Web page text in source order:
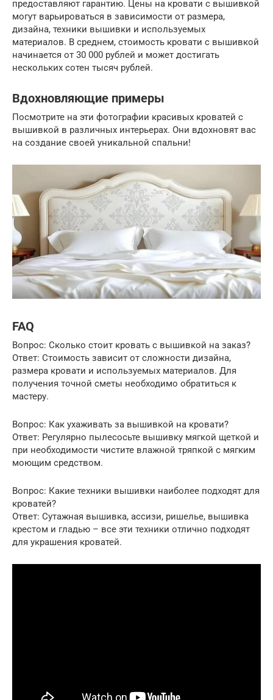
предоставляют гарантию. Цены на кровати с вышивкой
могут варьироваться в зависимости от размера,
дизайна, техники вышивки и используемых
материалов. В среднем, стоимость кровати с вышивкой
начинается от 30 000 рублей и может достигать
нескольких сотен тысяч рублей.
Вдохновляющие примеры
Посмотрите на эти фотографии красивых кроватей с
вышивкой в различных интерьерах. Они вдохновят вас
на создание своей уникальной спальни!
FAQ
Вопрос: Сколько стоит кровать с вышивкой на заказ?
Ответ: Стоимость зависит от сложности дизайна,
размера кровати и используемых материалов. Для
получения точной сметы необходимо обратиться к
мастеру.
Вопрос: Как ухаживать за вышивкой на кровати?
Ответ: Регулярно пылесосьте вышивку мягкой щеткой и
при необходимости чистите влажной тряпкой с мягким
моющим средством.
Вопрос: Какие техники вышивки наиболее подходят для
кроватей?
Ответ: Сутажная вышивка, ассизи, ришелье, вышивка
крестом и гладью – все эти техники отлично подходят
для украшения кроватей.